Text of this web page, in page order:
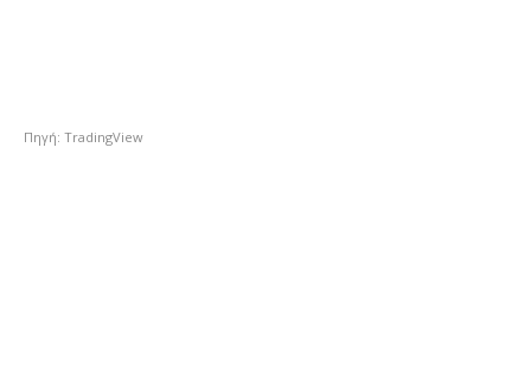
Πηγή: TradingView